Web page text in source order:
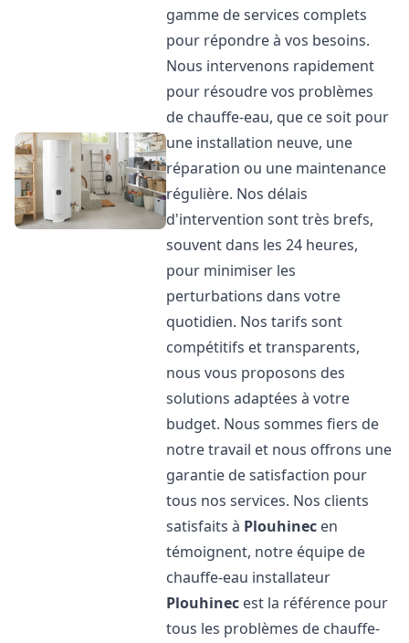
gamme de services complets
pour répondre à vos besoins.
Nous intervenons rapidement
pour résoudre vos problèmes
de chauffe-eau, que ce soit pour
une installation neuve, une
réparation ou une maintenance
régulière. Nos délais
d'intervention sont très brefs,
souvent dans les 24 heures,
pour minimiser les
perturbations dans votre
quotidien. Nos tarifs sont
compétitifs et transparents,
nous vous proposons des
solutions adaptées à votre
budget. Nous sommes fiers de
notre travail et nous offrons une
garantie de satisfaction pour
tous nos services. Nos clients
satisfaits à Plouhinec en
témoignent, notre équipe de
chauffe-eau installateur
Plouhinec est la référence pour
tous les problèmes de chauffe-